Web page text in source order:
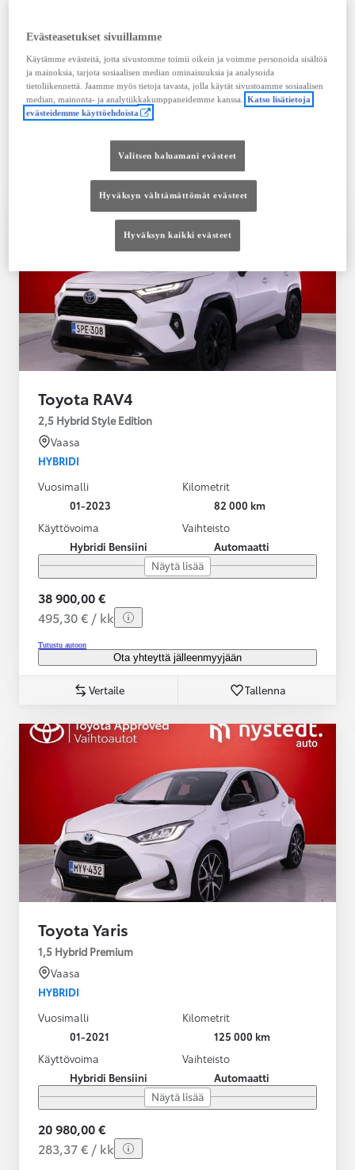
tekninen tarkastus
Voimassaoleva Hybrid Health Check jokaisessa
Toyota-hybridissä
Saatavilla Easy Osamaksu -rahoitus ja Toyota
Toyota RAV4
2,5 Hybrid Style Edition
Vaasa
HYBRIDI
Vuosimalli
01-2023
Kilometrit
82 000 km
Käyttövoima
Hybridi Bensiini
Vaihteisto
Automaatti
Näytä lisää
38 900,00 €
495,30 € / kk
Tutustu autoon
Ota yhteyttä jälleenmyyjään
Vertaile Tallenna
Toyota Yaris
1,5 Hybrid Premium
Vaasa
HYBRIDI
Vuosimalli
01-2021
Kilometrit
125 000 km
Käyttövoima
Hybridi Bensiini
Vaihteisto
Automaatti
Näytä lisää
20 980,00 €
283,37 € / kk
Evästeasetukset sivuillamme
Käytämme evästeitä, jotta sivustomme toimii oikein ja voimme personoida sisältöä
ja mainoksia, tarjota sosiaalisen median ominaisuuksia ja analysoida
tietoliikennettä. Jaamme myös tietoja tavasta, jolla käytät sivustoamme sosiaalisen
median, mainonta- ja analytiikkakumppaneidemme kanssa. Katso lisätietoja
evästeidemme käyttöehdoista
Valitsen haluamani evästeet
Hyväksyn välttämättömät evästeet
Hyväksyn kaikki evästeet